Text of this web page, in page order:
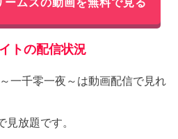
トの配信状況
一千零一夜～は動画配信で見れ
放題です。